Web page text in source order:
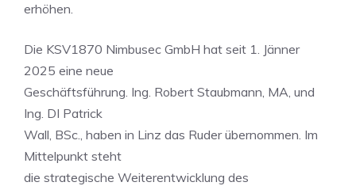
erhöhen.
Die KSV1870 Nimbusec GmbH hat seit 1. Jänner
2025 eine neue
Geschäftsführung. Ing. Robert Staubmann, MA, und
Ing. DI Patrick
Wall, BSc., haben in Linz das Ruder übernommen. Im
Mittelpunkt steht
die strategische Weiterentwicklung des